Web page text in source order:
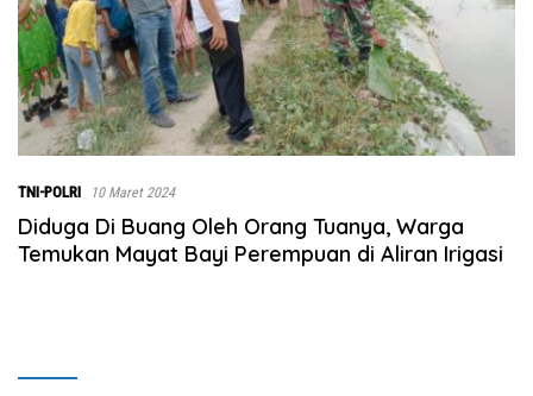
TNI-POLRI 10 Maret 2024
Diduga Di Buang Oleh Orang Tuanya, Warga
Temukan Mayat Bayi Perempuan di Aliran Irigasi